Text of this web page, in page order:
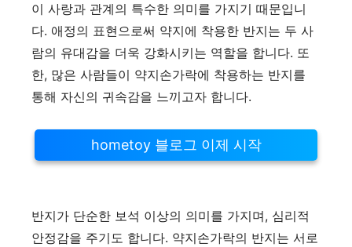
이 사랑과 관계의 특수한 의미를 가지기 때문입니
다. 애정의 표현으로써 약지에 착용한 반지는 두 사
람의 유대감을 더욱 강화시키는 역할을 합니다. 또
한, 많은 사람들이 약지손가락에 착용하는 반지를
통해 자신의 귀속감을 느끼고자 합니다.
hometoy 블로그 이제 시작
반지가 단순한 보석 이상의 의미를 가지며, 심리적
안정감을 주기도 합니다. 약지손가락의 반지는 서로